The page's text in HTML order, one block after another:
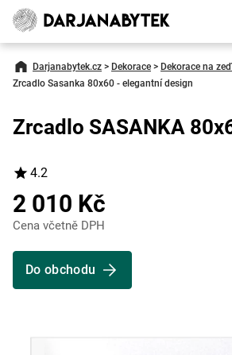
Darjanabytek.cz > Dekorace > Dekorace na zeď
Zrcadlo Sasanka 80x60 - elegantní design
Zrcadlo SASANKA
4.2
2 010 Kč
Cena včetně DPH
Do obchodu